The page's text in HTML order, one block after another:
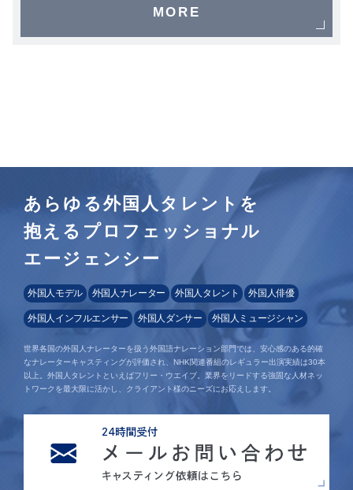
MORE
あらゆる外国人タレントを
抱えるプロフェッショナル
エージェンシー
外国人モデル 外国人ナレーター 外国人タレント 外国人俳優
外国人インフルエンサー 外国人ダンサー 外国人ミュージシャン
世界各国の外国人ナレーターを扱う外国語ナレーション部門では、安心感のある的確
なナレーターキャスティングが評価され、NHK関連番組のレギュラー出演実績は30本
以上。外国人タレントといえばフリー・ウエイブ。業界をリードする強固な人材ネッ
トワークを最大限に活かし、クライアント様のニーズにお応えします。